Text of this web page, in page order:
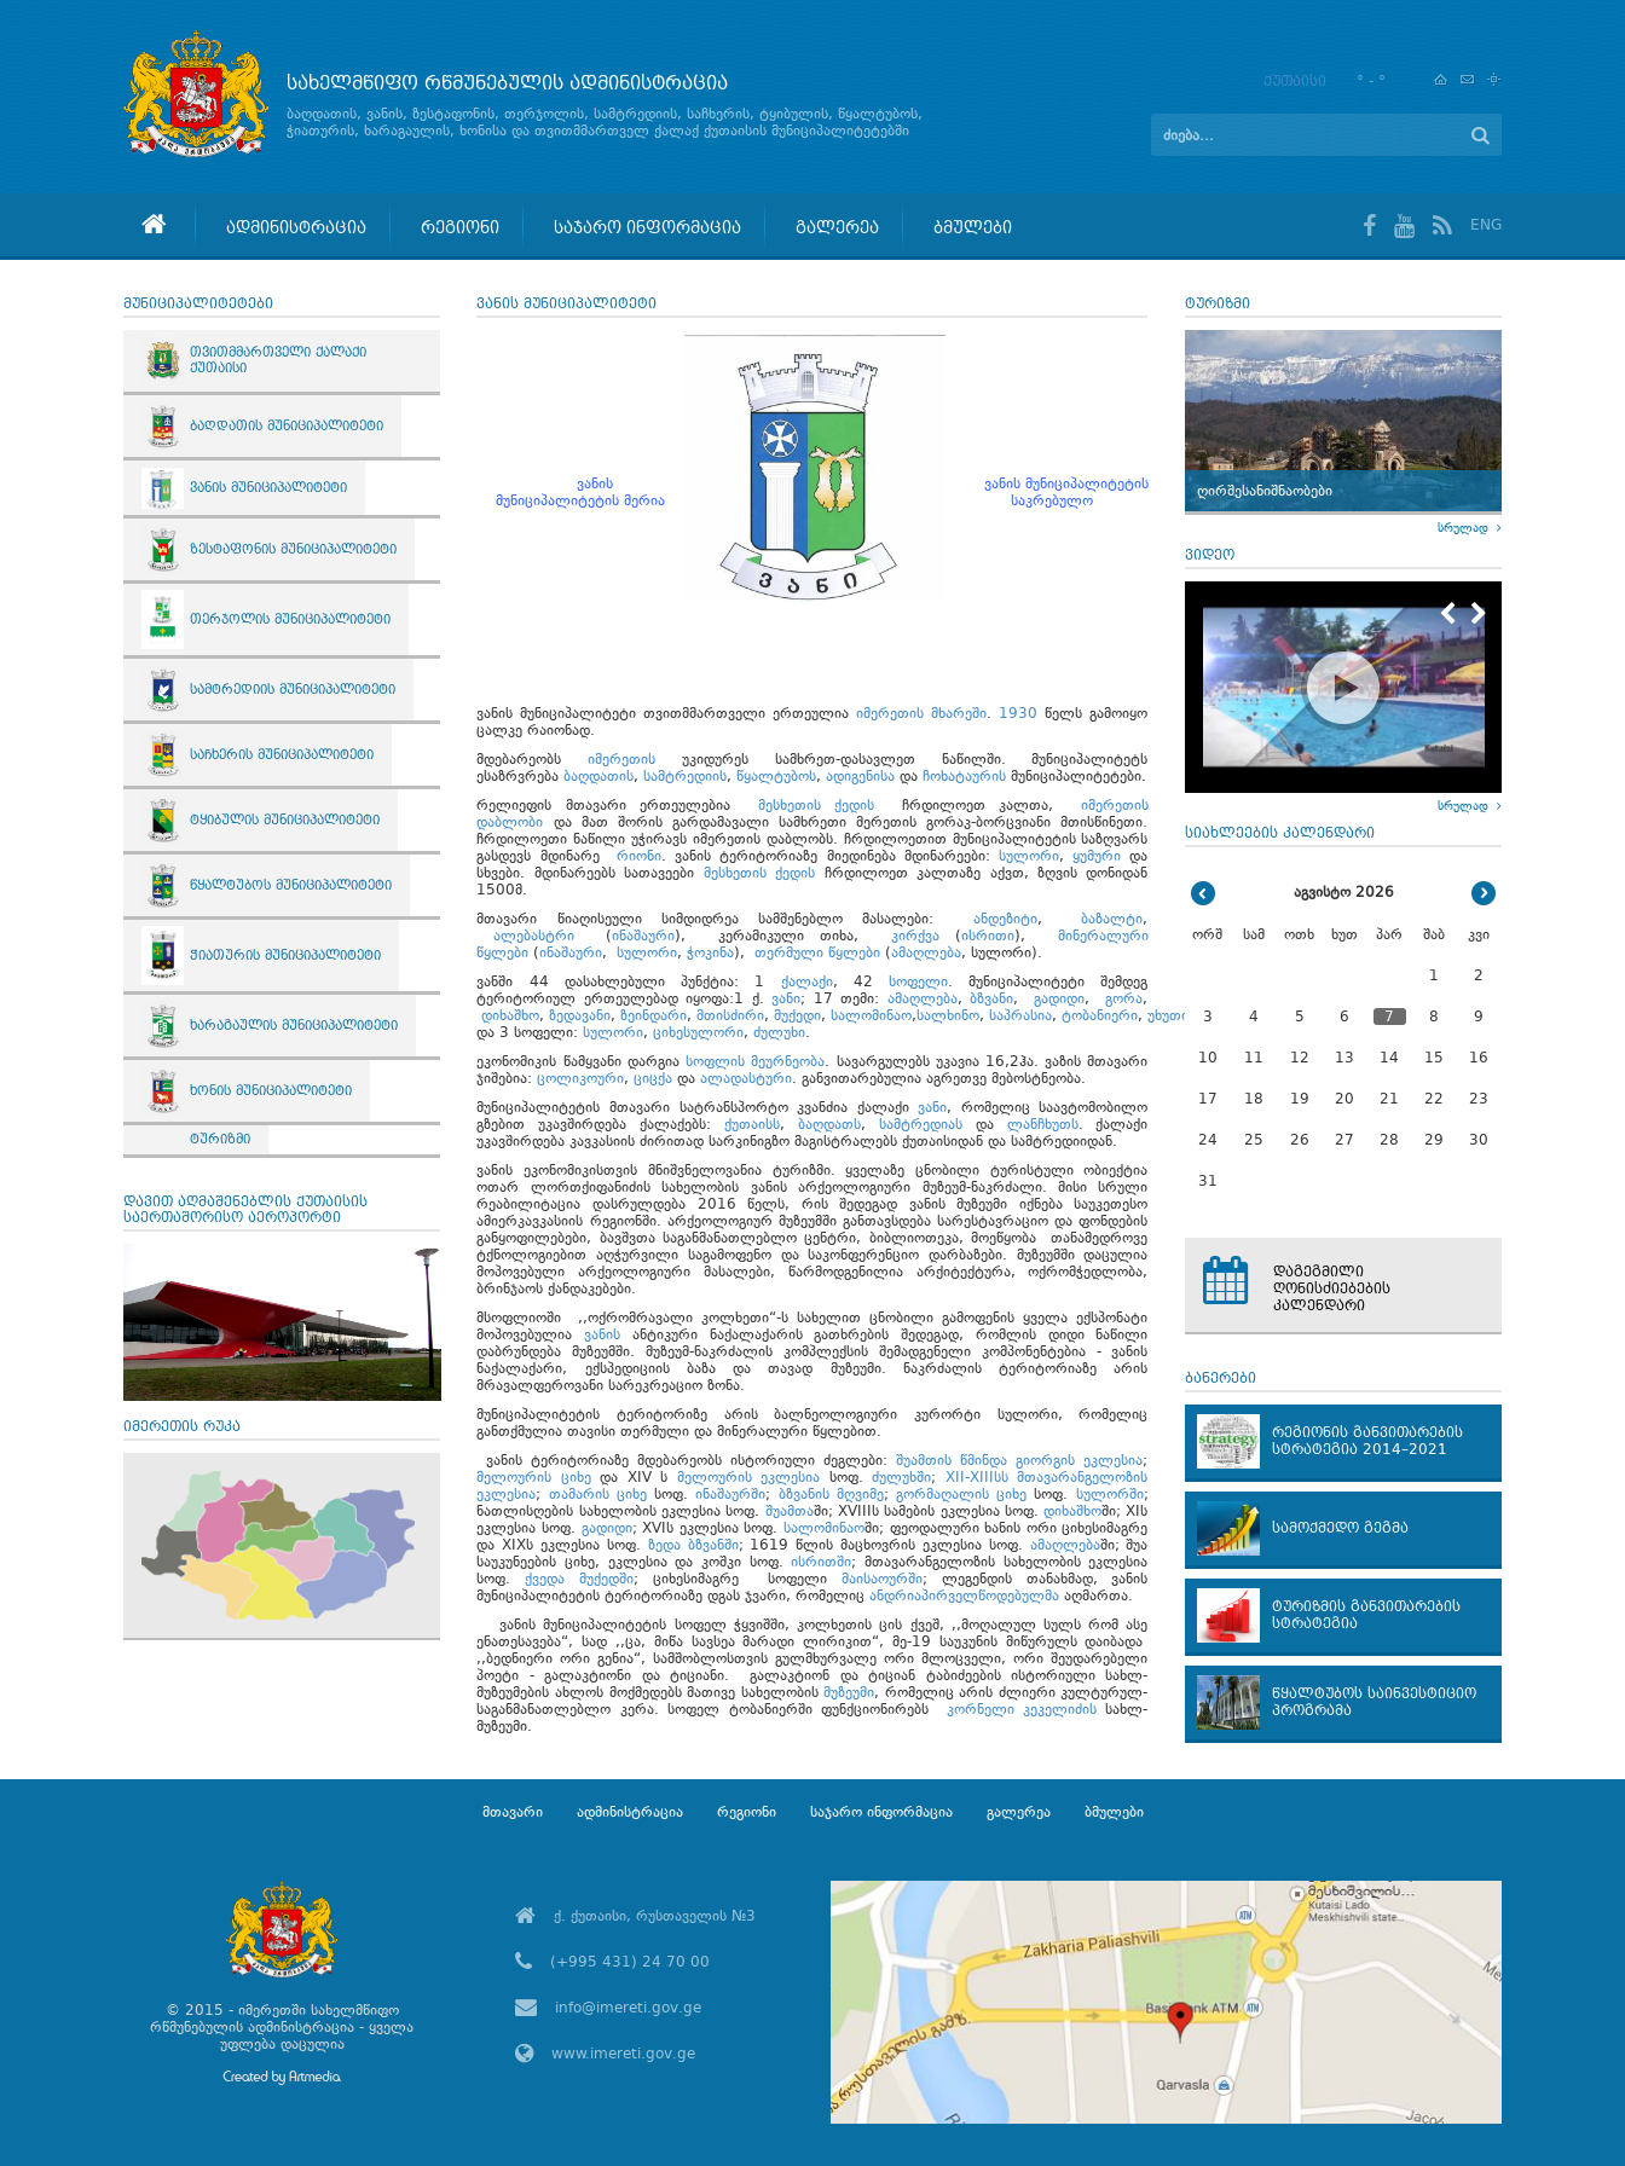
სახელმწიფო რწმუნებულის ადმინისტრაცია
ბაღდათის, ვანის, ზესტაფონის, თერჯოლის, სამტრედიის, საჩხერის, ტყიბულის, წყალტუბოს,
ჭიათურის, ხარაგაულის, ხონისა და თვითმმართველ ქალაქ ქუთაისის მუნიციპალიტეტებში
ქუთაისი ° - °
ადმინისტრაცია რეგიონი საჯარო ინფორმაცია გალერეა ბმულები ENG
მუნიციპალიტეტები
თვითმმართველი ქალაქი
ქუთაისი
ბაღდათის მუნიციპალიტეტი
ვანის მუნიციპალიტეტი
ზესტაფონის მუნიციპალიტეტი
თერჯოლის მუნიციპალიტეტი
სამტრედიის მუნიციპალიტეტი
საჩხერის მუნიციპალიტეტი
ტყიბულის მუნიციპალიტეტი
წყალტუბოს მუნიციპალიტეტი
ჭიათურის მუნიციპალიტეტი
ხარაგაულის მუნიციპალიტეტი
ხონის მუნიციპალიტეტი
ტურიზმი
დავით აღმაშენებლის ქუთაისის
საერთაშორისო აეროპორტი
იმერეთის რუკა
ვანის მუნიციპალიტეტი
ვანის
მუნიციპალიტეტის მერია
ვანის მუნიციპალიტეტის
საკრებულო
ვანის მუნიციპალიტეტი თვითმმართველი ერთეულიაიმერეთის მხარეში. 1930 წელს გამოიყო
ცალკე რაიონად.
მდებარეობსიმერეთის უკიდურეს სამხრეთ-დასავლეთ ნაწილში. მუნიციპალიტეტს
ესაზრვრებაბაღდათის,სამტრედიის,წყალტუბოს,ადიგენისა დაჩოხატაურის მუნიციპალიტეტები.
რელიეფის მთავარი ერთეულებია მესხეთის ქედის ჩრდილოეთ კალთა, იმერეთის
დაბლობი და მათ შორის გარდამავალი სამხრეთი მერეთის გორაკ-ბორცვიანი მთისწინეთი.
ჩრდილოეთი ნაწილი უჭირავს იმერეთის დაბლობს. ჩრდილოეთით მუნიციპალიტეტის საზღვარს
გასდევს მდინარერიონი. ვანის ტერიტორიაზე მიედინება მდინარეები:სულორი,ყუმური და
სხვები. მდინარეებს სათავეები მესხეთის ქედის ჩრდილოეთ კალთაზე აქვთ, ზღვის დონიდან
1500მ.
მთავარი წიაღისეული სიმდიდრეა სამშენებლო მასალები: ანდეზიტი,ბაზალტი,
ალებასტრი(ინაშაური), კერამიკული თიხა, კირქვა(ისრითი), მინერალური
წყლები (ინაშაური,სულორი,ჭოკინა),თერმული წყლები (ამაღლება, სულორი).
ვანში 44 დასახლებული პუნქტია: 1 ქალაქი, 42სოფელი. მუნიციპალიტეტი შემდეგ
ტერიტორიულ ერთეულებად იყოფა:1 ქ.ვანი; 17 თემი: ამაღლება,ბზვანი,გადიდი,გორა,
დიხაშხო,ზედავანი,ზეინდარი,მთისძირი,მუქედი,სალომინაო,სალხინო,საპრასია,ტობანიერი,უხუთი ფერეთა, ყუმური
შუამთა
და 3 სოფელი:სულორი,ციხესულორი,ძულუხი.
ეკონომიკის წამყვანი დარგიასოფლის მეურნეობა. სავარგულებს უკავია 16,2ჰა. ვაზის მთავარი
ჯიშებია:ცოლიკოური,ციცქა დაალადასტური. განვითარებულია აგრეთვე მებოსტნეობა.
მუნიციპალიტეტის მთავარი სატრანსპორტო კვანძია ქალაქივანი, რომელიც საავტომობილო
გზებით უკავშირდება ქალაქებს:ქუთაისს, ბაღდათს, სამტრედიასდა ლანჩხუთს. ქალაქი
უკავშირდება კავკასიის ძირითად სარკინიგზო მაგისტრალებს ქუთაისიდან და სამტრედიიდან.
ვანის ეკონომიკისთვის მნიშვნელოვანია ტურიზმი. ყველაზე ცნობილი ტურისტული ობიექტია
ოთარ ლორთქიფანიძის სახელობის ვანის არქეოლოგიური მუზეუმ-ნაკრძალი. მისი სრული
რეაბილიტაცია დასრულდება 2016 წელს, რის შედეგად ვანის მუზეუმი იქნება საუკეთესო
ამიერკავკასიის რეგიონში. არქეოლოგიურ მუზეუმში განთავსდება სარესტავრაციო და ფონდების
განყოფილებები, ბავშვთა საგანმანათლებლო ცენტრი, ბიბლიოთეკა, მოეწყობა თანამედროვე
ტქნოლოგიებით აღჭურვილი საგამოფენო და საკონფერენციო დარბაზები. მუზეუმში დაცულია
მოპოვებული არქეოლოგიური მასალები, წარმოდგენილია არქიტექტურა, ოქრომჭედლობა,
ბრინჯაოს ქანდაკებები.
მსოფლიოში ,,ოქრომრავალი კოლხეთი“-ს სახელით ცნობილი გამოფენის ყველა ექსპონატი
მოპოვებულიავანის ანტიკური ნაქალაქარის გათხრების შედეგად, რომლის დიდი ნაწილი
დაბრუნდება მუზეუმში. მუზეუმ-ნაკრძალის კომპლექსის შემადგენელი კომპონენტებია - ვანის
ნაქალაქარი, ექსპედიციის ბაზა და თავად მუზეუმი. ნაკრძალის ტერიტორიაზე არის
მრავალფეროვანი სარეკრეაციო ზონა.
მუნიციპალიტეტის ტერიტორიზე არის ბალნეოლოგიური კურორტი სულორი, რომელიც
განთქმულია თავისი თერმული და მინერალური წყლებით.
ვანის ტერიტორიაზე მდებარეობს ისტორიული ძეგლები:შუამთის წმინდა გიორგის ეკლესია;
მელოურის ციხედა XIV ს მელოურის ეკლესია სოფ.ძულუხში; XII-XIIIსს მთავარანგელოზის
ეკლესია; თამარის ციხესოფ.ინაშაურში; ბზვანის მღვიმე; გორმაღალის ციხე სოფ. სულორში;
ნათლისღების სახელობის ეკლესია სოფ. შუამთაში; XVIIIს სამების ეკლესია სოფ.დიხაშხოში; XIს
ეკლესია სოფ. გადიდი; XVIს ეკლესია სოფ.სალომინაოში; ფეოდალური ხანის ორი ციხესიმაგრე
და XIXს ეკლესია სოფ. ზედა ბზვანში; 1619 წლის მაცხოვრის ეკლესია სოფ. ამაღლებაში; შუა
საუკუნეების ციხე, ეკლესია და კოშკი სოფ.ისრითში; მთავარანგელოზის სახელობის ეკლესია
სოფ.ქვედა მუქედში; ციხესიმაგრე სოფელი მაისაოურში; ლეგენდის თანახმად, ვანის
მუნიციპალიტეტის ტერიტორიაზე დგას ჯვარი, რომელიცანდრიაპირველწოდებულმა აღმართა.
ვანის მუნიციპალიტეტის სოფელ ჭყვიშში, კოლხეთის ცის ქვეშ, ,,მოღალულ სულს რომ ასე
ენათესავება“, სად ,,ცა, მიწა სავსეა მარადი ლირიკით“, მე-19 საუკუნის მიწურულს დაიბადა
,,ბედნიერი ორი გენია“, სამშობლოსთვის გულმხურვალე ორი მლოცველი, ორი შეუდარებელი
პოეტი - გალაკტიონი და ტიციანი. გალაკტიონ და ტიციან ტაბიძეების ისტორიული სახლ-
მუზეუმების ახლოს მოქმედებს მათივე სახელობისმუზეუმი, რომელიც არის ძლიერი კულტურულ-
საგანმანათლებლო კერა. სოფელ ტობანიერში ფუნქციონირებს კორნელი კეკელიძის სახლ-
მუზეუმი.
ტურიზმი
ღირშესანიშნაობები
სრულად
ვიდეო
სრულად
სიახლეების კალენდარი
აგვისტო 2026
ორშ სამ ოთხ ხუთ პარ შაბ კვი
1 2
3 4 5 6 7 8 9
10 11 12 13 14 15 16
17 18 19 20 21 22 23
24 25 26 27 28 29 30
31
დაგეგმილი
ღონისძიებების
კალენდარი
ბანერები
რეგიონის განვითარების
სტრატეგია 2014–2021
სამოქმედო გეგმა
ტურიზმის განვითარების
სტრატეგია
წყალტუბოს საინვესტიციო
პროგრამა
მთავარი ადმინისტრაცია რეგიონი საჯარო ინფორმაცია გალერეა ბმულები
© 2015 - იმერეთში სახელმწიფო
რწმუნებულის ადმინისტრაცია - ყველა
უფლება დაცულია
ქ. ქუთაისი, რუსთაველის №3
(+995 431) 24 70 00
info@imereti.gov.ge
www.imereti.gov.ge